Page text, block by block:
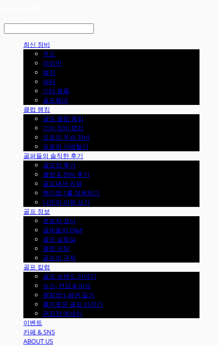
최신 장비
우드
아이언
웨지
퍼터
기타 용품
골프웨어
클럽 랭킹
골프 클럽 랭킹
기타 장비 랭킹
프로의 우승 장비
프로의 가방털기
골퍼들의 솔직한 후기
골프장 후기
클럽 & 장비 후기
골프패션 리뷰
핸디캡 1홀 정복하기
나만의 리뷰 쓰기
골프 정보
초보자 코너
골퍼들의 Q&A
골프 실험실
클럽 피팅
골프의 규칙
골프 칼럼
골프 브랜드 이야기
뉴스, 건강 & 이슈
원팀장's 패션 일기
흥미로운 골프 이야기
편집장 에세이
이벤트
카페 & SNS
ABOUT US